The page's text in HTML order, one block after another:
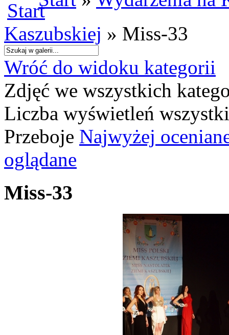
Kaszubskiej » Miss-33
Wróć do widoku kategorii
Zdjęć we wszystkich
Liczba wyświetleń
Przeboje Najwyżej
oglądane
Miss-33